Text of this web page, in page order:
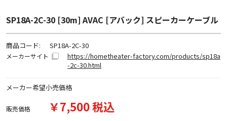
SP18A-2C-30 [30m] AVAC [アバック] スピーカーケーブル
商品コード: SP18A-2C-30
メーカーサイト
https://hometheater-factory.com/products/sp18a
-2c-30.html
メーカー希望小売価格
販売価格 ￥7,500 税込